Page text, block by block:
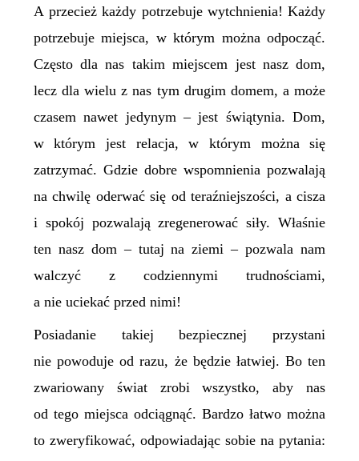
A przecież każdy potrzebuje wytchnienia! Każdy
potrzebuje miejsca, w którym można odpocząć.
Często dla nas takim miejscem jest nasz dom,
lecz dla wielu z nas tym drugim domem, a może
czasem nawet jedynym – jest świątynia. Dom,
w którym jest relacja, w którym można się
zatrzymać. Gdzie dobre wspomnienia pozwalają
na chwilę oderwać się od teraźniejszości, a cisza
i spokój pozwalają zregenerować siły. Właśnie
ten nasz dom – tutaj na ziemi – pozwala nam
walczyć z codziennymi trudnościami,
a nie uciekać przed nimi!
Posiadanie takiej bezpiecznej przystani
nie powoduje od razu, że będzie łatwiej. Bo ten
zwariowany świat zrobi wszystko, aby nas
od tego miejsca odciągnąć. Bardzo łatwo można
to zweryfikować, odpowiadając sobie na pytania: